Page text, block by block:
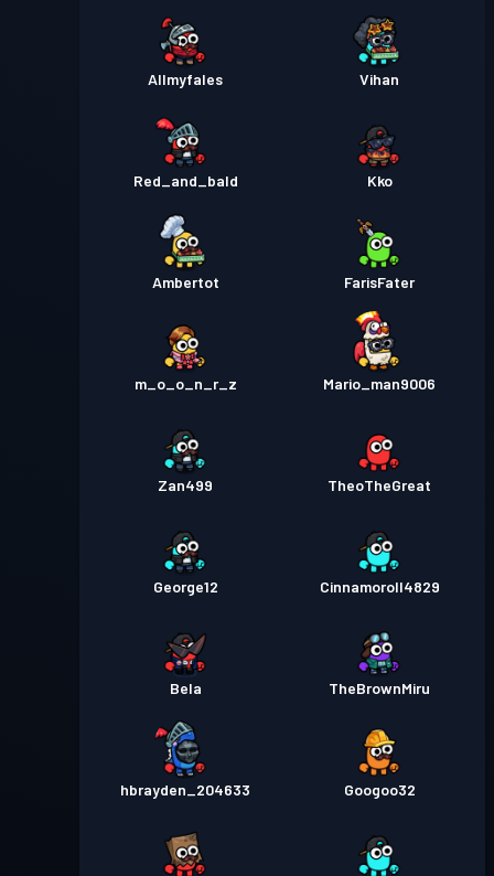
Allmyfales Vihan
Red_and_bald Kko
Ambertot FarisFater
m_o_o_n_r_z Mario_man9006
Zan499 TheoTheGreat
George12 Cinnamoroll4829
Bela TheBrownMiru
hbrayden_204633 Googoo32